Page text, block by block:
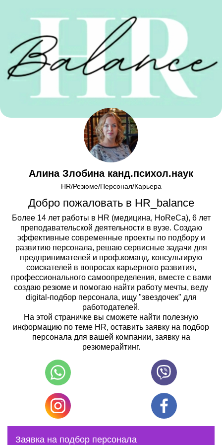
Алина Злобина канд.психол.наук
HR/Резюме/Персонал/Карьера
Добро пожаловать в HR_balance
Более 14 лет работы в HR (медицина, HoReCa), 6 лет
преподавательской деятельности в вузе. Создаю
эффективные современные проекты по подбору и
развитию персонала, решаю сервисные задачи для
предпринимателей и проф.команд, консультирую
соискателей в вопросах карьерного развития,
профессионального самоопределения, вместе с вами
создаю резюме и помогаю найти работу мечты, веду
digital-подбор персонала, ищу "звездочек" для
работодателей.
На этой страничке вы сможете найти полезную
информацию по теме HR, оставить заявку на подбор
персонала для вашей компании, заявку на
резюмерайтинг.
Заявка на подбор персонала